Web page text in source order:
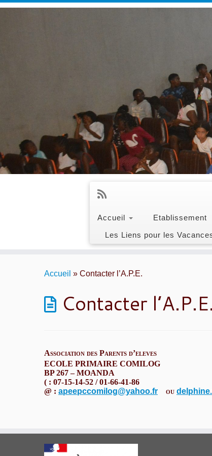
Accueil Etablissement
Les Liens pour les
Accueil » Contacter l’A.P.E.
Contacter l’A.P.E.
Association des Parents d’eleves
ECOLE PRIMAIRE COMILOG
BP 267 – MOANDA
( : 07-15-14-52 / 01-66-41-86
@ : apeepccomilog@yahoo.fr ou